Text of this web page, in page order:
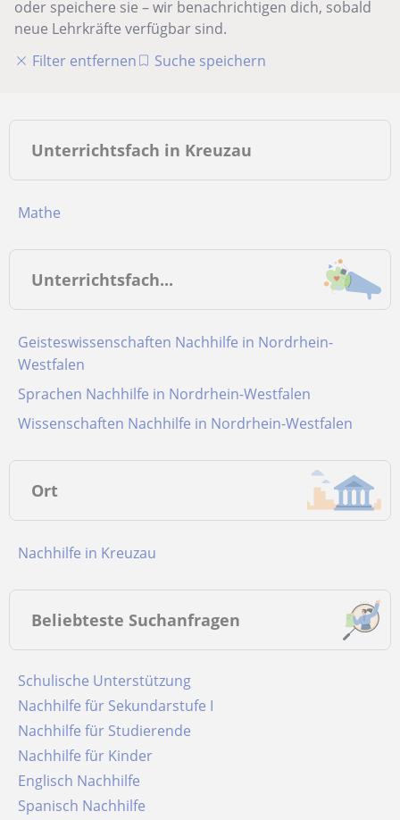
oder speichere sie – wir benachrichtigen dich, sobald
neue Lehrkräfte verfügbar sind.
Filter entfernen
Suche speichern
Unterrichtsfach in Kreuzau
Mathe
Unterrichtsfach...
Geisteswissenschaften Nachhilfe in Nordrhein-
Westfalen
Sprachen Nachhilfe in Nordrhein-Westfalen
Wissenschaften Nachhilfe in Nordrhein-Westfalen
Ort
Nachhilfe in Kreuzau
Beliebteste Suchanfragen
Schulische Unterstützung
Nachhilfe für Sekundarstufe I
Nachhilfe für Studierende
Nachhilfe für Kinder
Englisch Nachhilfe
Spanisch Nachhilfe